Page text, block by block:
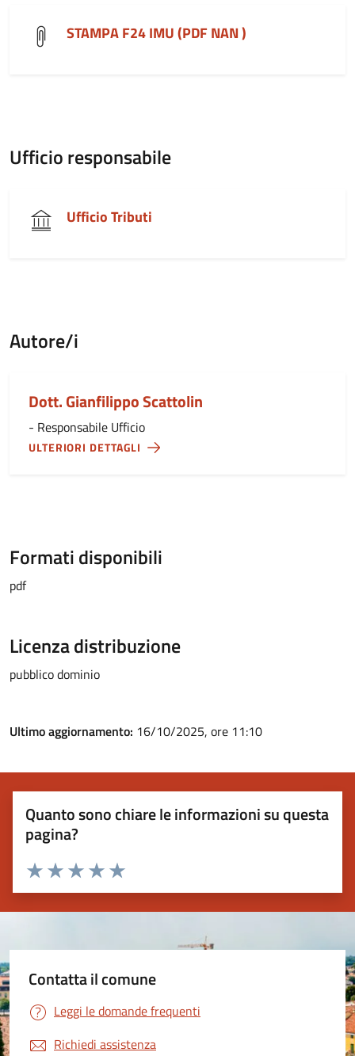
STAMPA F24 IMU (PDF NAN )
Ufficio responsabile
Ufficio Tributi
Autore/i
Dott. Gianfilippo Scattolin
- Responsabile Ufficio
ULTERIORI DETTAGLI
Formati disponibili
pdf
Licenza distribuzione
pubblico dominio
Ultimo aggiornamento: 16/10/2025, ore 11:10
Quanto sono chiare le informazioni su questa
pagina?
Valuta 5 stelle su 5
Valuta 4 stelle su 5
Valuta 3 stelle su 5
Valuta 2 stelle su 5
Valuta 1 stelle su 5
Contatta il comune
Leggi le domande frequenti
Richiedi assistenza